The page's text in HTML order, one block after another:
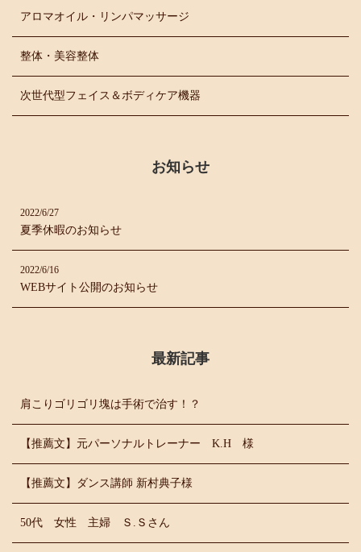
アロマオイル・リンパマッサージ
整体・美容整体
次世代型フェイス＆ボディケア機器
お知らせ
2022/6/27
夏季休暇のお知らせ
2022/6/16
WEBサイト公開のお知らせ
最新記事
肩こりゴリゴリ塊は手術で治す！？
【推薦文】元パーソナルトレーナー K.H 様
【推薦文】ダンス講師 新村典子様
50代 女性 主婦 Ｓ.Ｓさん